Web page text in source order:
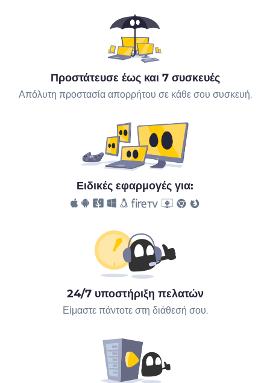
Προστάτευσε έως και 7 συσκευές
Απόλυτη προστασία απορρήτου σε κάθε σου συσκευή.
Ειδικές εφαρμογές για:
24/7 υποστήριξη πελατών
Είμαστε πάντοτε στη διάθεσή σου.